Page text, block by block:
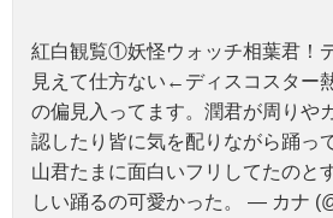
紅白観覧①妖怪ウォッチ相葉君！
見えて仕方ない←ディスコスター
の偏見入ってます。潤君が周りや
認したり皆に気を配りながら踊っ
山君たまに面白いフリしてたのと
しい踊るの可愛かった。 — カナ